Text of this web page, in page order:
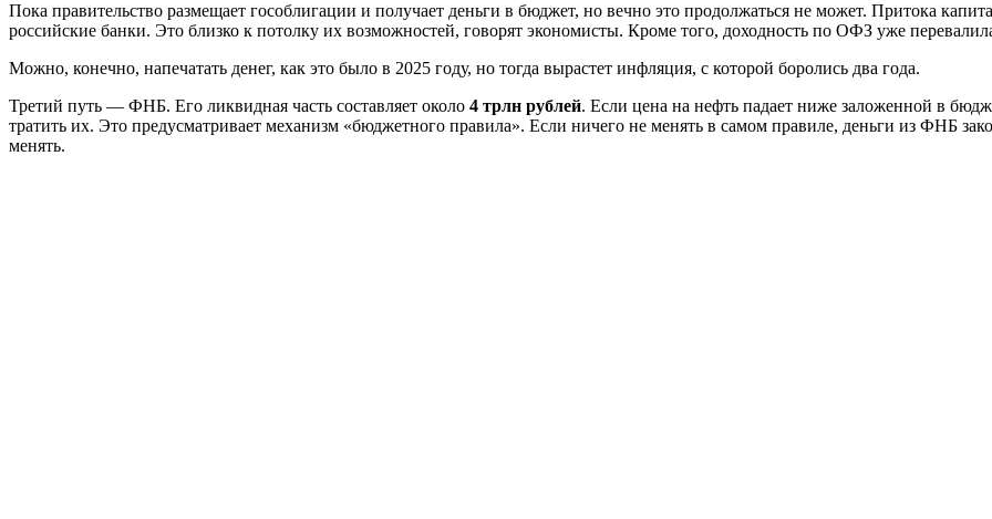
Пока правительство размещает гособлигации и получает деньги в бюджет, но вечно это продолжаться не может. Притока
российские банки. Это близко к потолку их возможностей, говорят экономисты. Кроме того, доходность по ОФЗ уже
Можно, конечно, напечатать денег, как это было в 2025 году, но тогда вырастет инфляция, с которой боролись два года.
Третий путь — ФНБ. Его ликвидная часть составляет около 4 трлн рублей. Если цена на нефть падает ниже заложенной в
тратить их. Это предусматривает механизм «бюджетного правила». Если ничего не менять в самом правиле, деньги из ФНБ
менять.